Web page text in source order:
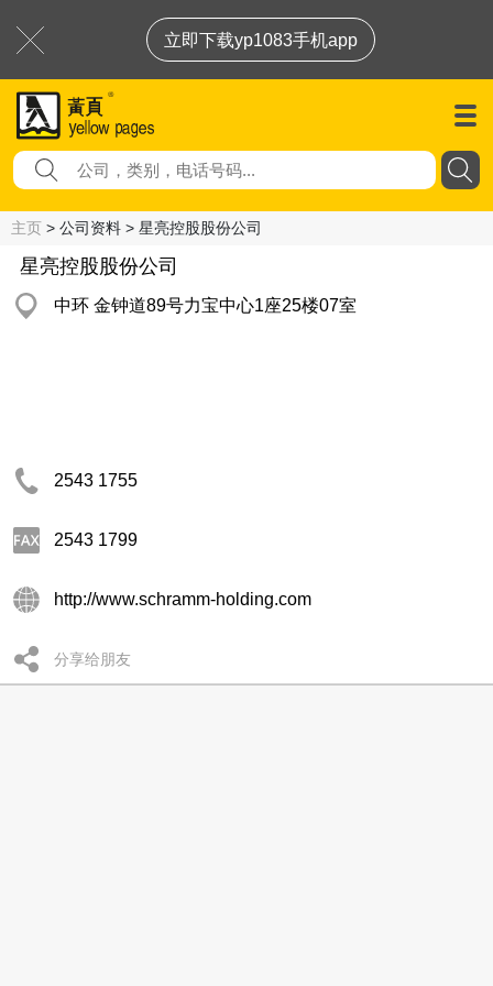
立即下载yp1083手机app
主页 > 公司资料 > 星亮控股股份公司
星亮控股股份公司
中环 金钟道89号力宝中心1座25楼07室
2543 1755
2543 1799
http://www.schramm-holding.com
分享给朋友